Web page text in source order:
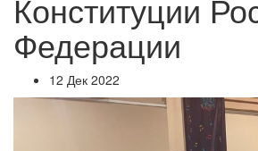
Конституции
Федерации
12 Дек 2022